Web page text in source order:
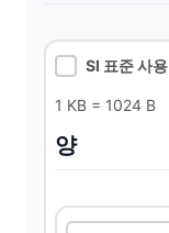
SI 표준 사용
1 KB = 1024 B
양